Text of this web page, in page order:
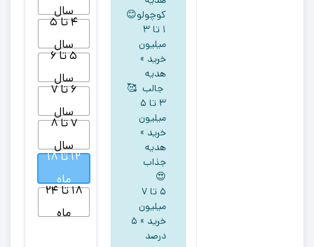
کوچولو😊
۱ تا ۳
میلیون
خرید »
هدیه
جالب 🥰
۳ تا ۵
میلیون
خرید »
هدیه
جذاب
😍
5 تا ۷
میلیون
خرید » ۵
درصد
سال
4 تا 5
سال
5 تا 6
سال
6 تا 7
سال
7 تا 8
سال
12 تا 18
ماه
18 تا 24
ماه